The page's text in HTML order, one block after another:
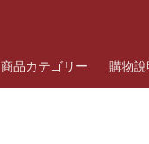
商品カテゴリー 購物說